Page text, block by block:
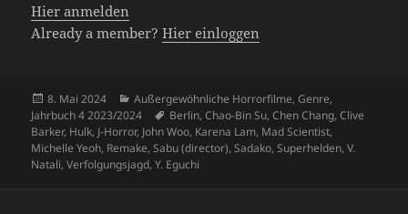
Hier anmelden
Already a member?Hier einloggen
Veröffentlicht
am
8. Mai 2024 Kategorien
Außergewöhnliche Horrorfilme,Genre,
Jahrbuch 4 2023/2024
Schlagwörter
Berlin,Chao-Bin Su,Chen Chang,Clive
Barker, Hulk, J-Horror, John Woo, Karena Lam, Mad Scientist,
Michelle Yeoh, Remake,Sabu (director),Sadako,Superhelden,V.
Natali,Verfolgungsjagd,Y. Eguchi